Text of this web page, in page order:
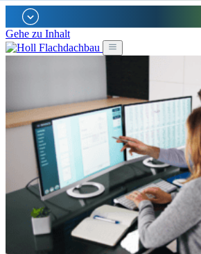
Gehe zu Inhalt